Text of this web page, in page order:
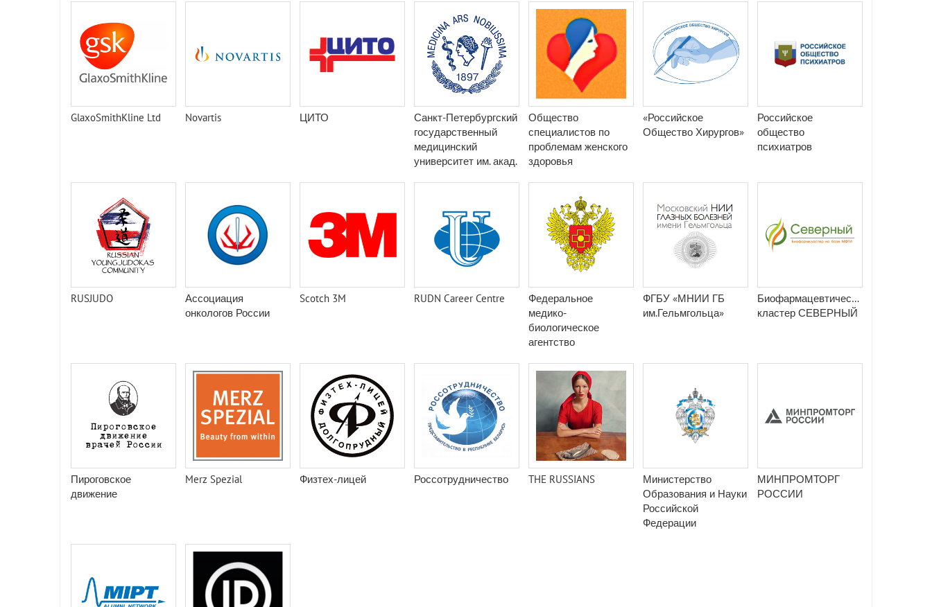
GlaxoSmithKline Ltd Novartis ЦИТО
Санкт-Петербургский
государственный
медицинский
университет им. акад.
Общество
специалистов по
проблемам женского
здоровья
«Российское
Общество Хирургов»
Российское
общество
психиатров
RUSJUDO
Ассоциация
онкологов России
Scotch 3M RUDN Career Centre
Федеральное
медико-
биологическое
агентство
ФГБУ «МНИИ ГБ
им.Гельмгольца»
Биофармацевтический
кластер СЕВЕРНЫЙ
Пироговское
движение
Merz Spezial Физтех-лицей Россотрудничество THE RUSSIANS
Министерство
Образования и Науки
Российской
Федерации
МИНПРОМТОРГ
РОССИИ